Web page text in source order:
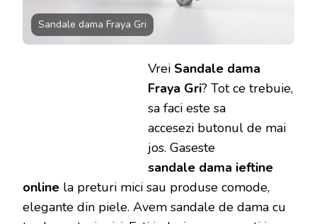
Sandale dama Fraya Gri
Vrei Sandale dama
Fraya Gri? Tot ce trebuie,
sa faci este sa
accesezi butonul de mai
jos. Gaseste
sandale dama ieftine
online la preturi mici sau produse comode,
elegante din piele. Avem sandale de dama cu